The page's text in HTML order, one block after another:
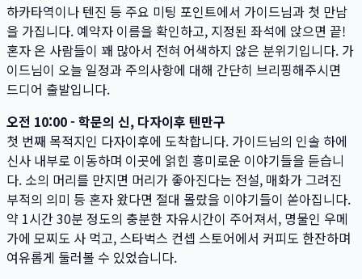
하카타역이나 텐진 등 주요 미팅 포인트에서 가이드님과 첫 만남
을 가집니다. 예약자 이름을 확인하고, 지정된 좌석에 앉으면 끝!
혼자 온 사람들이 꽤 많아서 전혀 어색하지 않은 분위기입니다. 가
이드님이 오늘 일정과 주의사항에 대해 간단히 브리핑해주시면
드디어 출발입니다.
오전 10:00 - 학문의 신, 다자이후 텐만구
첫 번째 목적지인 다자이후에 도착합니다. 가이드님의 인솔 하에
신사 내부로 이동하며 이곳에 얽힌 흥미로운 이야기들을 듣습니
다. 소의 머리를 만지면 머리가 좋아진다는 전설, 매화가 그려진
부적의 의미 등 혼자 왔다면 절대 몰랐을 이야기들이 쏟아집니다.
약 1시간 30분 정도의 충분한 자유시간이 주어져서, 명물인 우메
가에 모찌도 사 먹고, 스타벅스 컨셉 스토어에서 커피도 한잔하며
여유롭게 둘러볼 수 있었습니다.